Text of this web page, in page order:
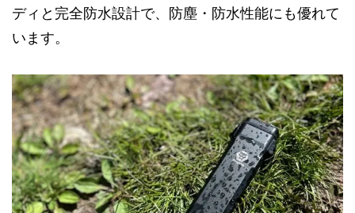
ディと完全防水設計で、防塵・防水性能にも優れて
います。